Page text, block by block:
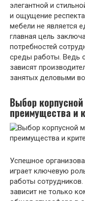
элегантной и
и ощущение
мебели не является
главная цель
потребностей
среды работы. Ведь
зависят
занятых деловыми
Выбор
преимущества и
Успешное
играет ключевую
работы
зависит не только